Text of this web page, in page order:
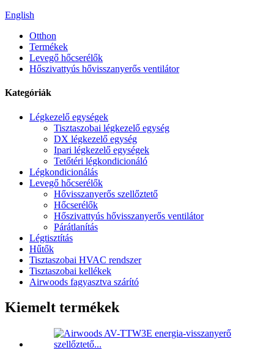
English
Otthon
Termékek
Levegő hőcserélők
Hőszivattyús hővisszanyerős ventilátor
Kategóriák
Légkezelő egységek
Tisztaszobai légkezelő egység
DX légkezelő egység
Ipari légkezelő egységek
Tetőtéri légkondicionáló
Légkondicionálás
Levegő hőcserélők
Hővisszanyerős szellőztető
Hőcserélők
Hőszivattyús hővisszanyerős ventilátor
Párátlanítás
Légtisztítás
Hűtők
Tisztaszobai HVAC rendszer
Tisztaszobai kellékek
Airwoods fagyasztva szárító
Kiemelt termékek